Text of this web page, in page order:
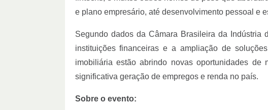
e plano empresário, até desenvolvimento pessoal e
Segundo dados da Câmara Brasileira da Indústria
instituições financeiras e a ampliação de
imobiliária estão abrindo novas oportunidades
significativa geração de empregos e renda no país.
Sobre o evento: